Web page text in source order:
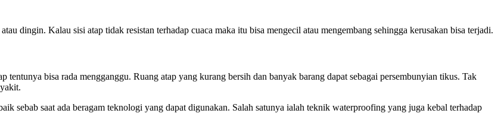
dingin. Kalau sisi atap tidak resistan terhadap cuaca maka itu bisa mengecil atau mengembang sehingga kerusakan bisa terjadi.
bisa rada mengganggu. Ruang atap yang kurang bersih dan banyak barang dapat sebagai persembunyian tikus. Tak
sebab saat ada beragam teknologi yang dapat digunakan. Salah satunya ialah teknik waterproofing yang juga kebal terhadap